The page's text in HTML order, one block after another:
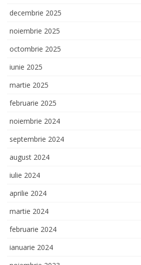
decembrie 2025
noiembrie 2025
octombrie 2025
iunie 2025
martie 2025
februarie 2025
noiembrie 2024
septembrie 2024
august 2024
iulie 2024
aprilie 2024
martie 2024
februarie 2024
ianuarie 2024